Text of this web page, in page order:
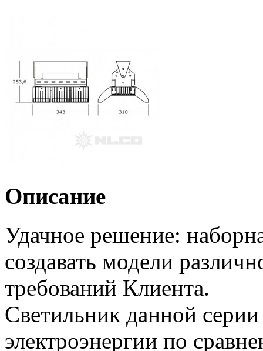
Описание
Удачное решение:
создавать модели
требований Клиента.
Светильник данной
электроэнергии по